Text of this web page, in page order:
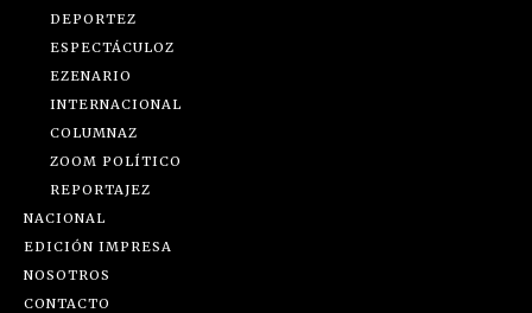
DEPORTEZ
ESPECTÁCULOZ
EZENARIO
INTERNACIONAL
COLUMNAZ
ZOOM POLÍTICO
REPORTAJEZ
NACIONAL
EDICIÓN IMPRESA
NOSOTROS
CONTACTO